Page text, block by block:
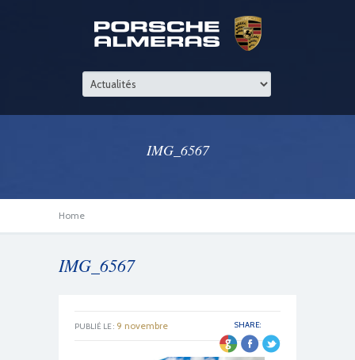
IMG_6567
Home
IMG_6567
SHARE:
PUBLIÉ LE : 9 novembre